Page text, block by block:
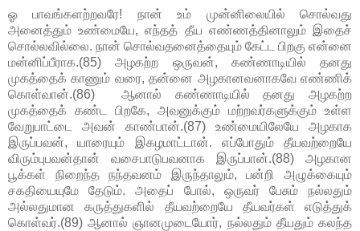
ஓ பாவங்களற்றவரே! நான் உம் முன்னிலையில் சொல்வது
அனைத்தும் உண்மையே, எந்தத் தீய எண்ணத்தினாலும் இதைச்
சொல்லவில்லை. நான் சொல்வதனைத்தையும் கேட்ட பிறகு என்னை
மன்னிப்பீராக.(85) அழகற்ற ஒருவன், கண்ணாடியில் தனது
முகத்தைக் காணும் வரை, தன்னை அழகானவனாகவே எண்ணிக்
கொள்வான்.(86) ஆனால் கண்ணாடியில் தனது அழகற்ற
முகத்தைக் கண்ட பிறகே, அவனுக்கும் மற்றவர்களுக்கும் உள்ள
வேறுபாட்டை அவன் காண்பான்.(87) உண்மையிலேயே அழகாக
இருப்பவன், யாரையும் இகழமாட்டான். எப்போதும் தீயவற்றையே
விரும்புபவன்தான் வசைபாடுபவனாக இருப்பான்.(88) அழகான
பூக்கள் நிறைந்த நந்தவனம் இருந்தாலும், பன்றி அழுக்கையும்
சகதியையுமே தேடும். அதைப் போல், ஒருவர் பேசும் நல்லதும்
அல்லதுமான கருத்துகளில் தீயவற்றையே தீயவர்கள் எடுத்துக்
கொள்வர்.(89) ஆனால் ஞானமுடையோர், நல்லதும் தீயதும் கலந்த